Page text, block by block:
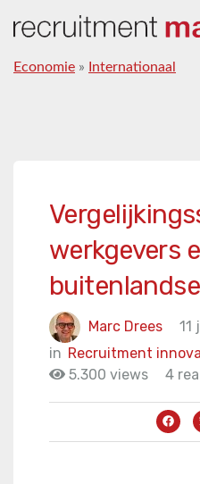
Economie » Internationaal
werkgevers
Marc Drees
11
in Recruitment
5.300 views
4